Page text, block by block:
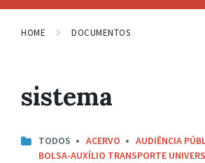
HOME DOCUMENTOS
sistema
TODOS ACERVO
AUDIÊNCIA
BOLSA-AUXÍLIO TRANSPORTE